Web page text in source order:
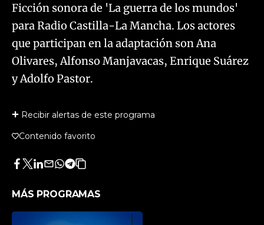
Ficción sonora de 'La guerra de los mundos'
para Radio Castilla-La Mancha. Los actores
que participan en la adaptación son Ana
Olivares, Alfonso Manjavacas, Enrique Suárez
y Adolfo Pastor.
Recibir alertas de este programa
Contenido favorito
Facebook
Twitter
LinkedIn
Enviar
Whatsapp
Telegram
Copiar
artículo
MÁS PROGRAMAS